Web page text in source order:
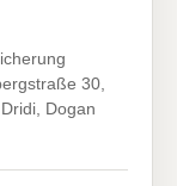
30,
Dogan